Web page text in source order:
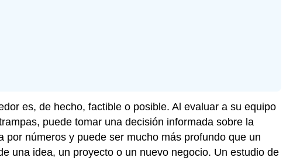
es, de hecho, factible o posible. Al evaluar a su equipo
puede tomar una decisión informada sobre la
números y puede ser mucho más profundo que un
una idea, un proyecto o un nuevo negocio. Un estudio de